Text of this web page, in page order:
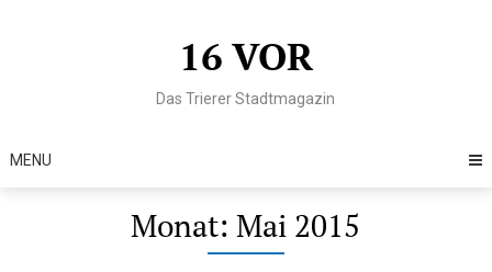
16 VOR
Das Trierer Stadtmagazin
MENU
Monat:Mai 2015